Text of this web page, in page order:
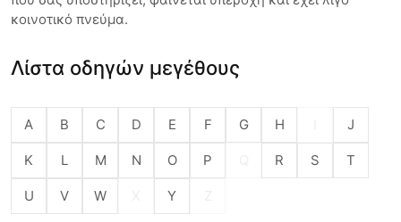
κοινοτικό πνεύμα.
Λίστα οδηγών μεγέθους
A B C D E F G H J
K L M N O P R S T
U V W Y